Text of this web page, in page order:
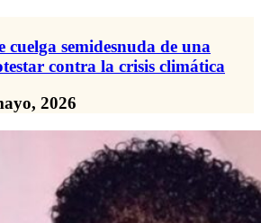
cuelga semidesnuda de una
contra la crisis climática
2026